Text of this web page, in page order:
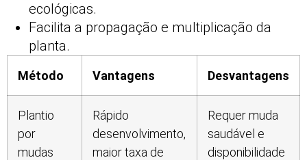
ecológicas.
Facilita a propagação e multiplicação da
planta.
Método Vantagens Desvantagens
Plantio
por
mudas
Rápido
desenvolvimento,
maior taxa de
Requer muda
saudável e
disponibilidade